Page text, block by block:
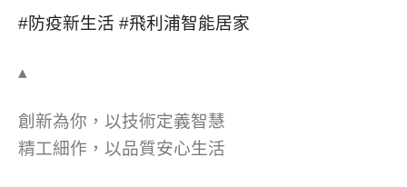
#防疫新生活 #飛利浦智能居家
▴
創新為你，以技術定義智慧
精工細作，以品質安心生活